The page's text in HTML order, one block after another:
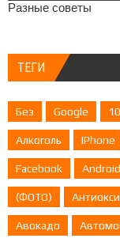
Разные советы
ТЕГИ
Без Google 10
Алкоголь IPhone
Facebook Android
(ФОТО)
Авокадо